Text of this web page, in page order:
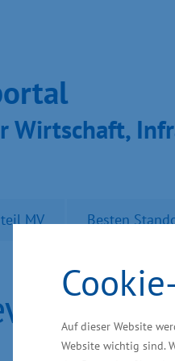
Auf dieser Website
Website wichtig sind.
Wirt­schaft,
MV Besten